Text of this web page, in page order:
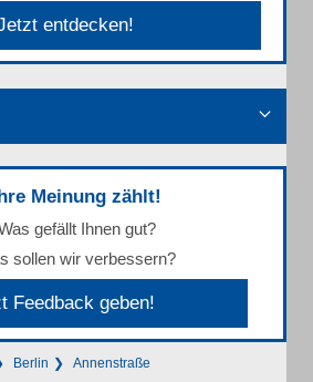
entdecken!
Ihre Meinung zählt!
gefällt Ihnen gut?
sollen wir verbessern?
Feedback geben!
Berlin Annenstraße